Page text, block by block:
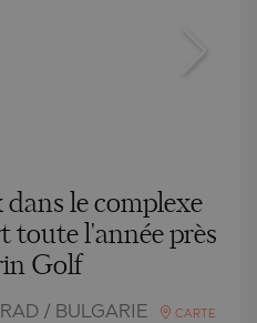
le complexe
toute l'année près
Golf
/ BULGARIE CARTE